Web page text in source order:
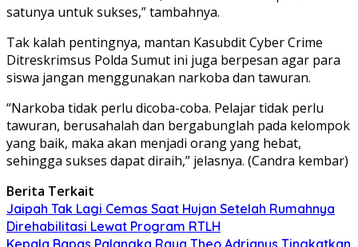
satunya untuk sukses,” tambahnya.
Tak kalah pentingnya, mantan Kasubdit Cyber Crime
Ditreskrimsus Polda Sumut ini juga berpesan agar para
siswa jangan menggunakan narkoba dan tawuran.
“Narkoba tidak perlu dicoba-coba. Pelajar tidak perlu
tawuran, berusahalah dan bergabunglah pada kelompok
yang baik, maka akan menjadi orang yang hebat,
sehingga sukses dapat diraih,” jelasnya. (Candra kembar)
Berita Terkait
Jaipah Tak Lagi Cemas Saat Hujan Setelah Rumahnya
Direhabilitasi Lewat Program RTLH
Kepala Bapas Palangka Raya Theo Adrianus Tingkatkan